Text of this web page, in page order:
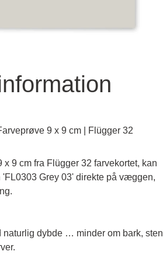
9 x 9 cm | Flügger 32
x 9 cm fra Flügger 32 farvekortet, kan
'FL0303 Grey 03' direkte på væggen,
naturlig dybde … minder om bark, sten